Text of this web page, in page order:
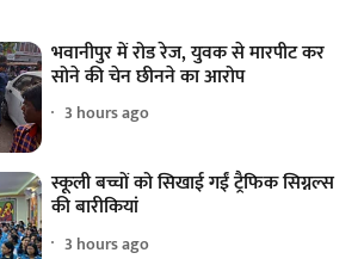
भवानीपुर में रोड रेज, युवक से मारपीट कर
सोने की चेन छीनने का आरोप
3 hours ago
स्कूली बच्चों को सिखाई गईं ट्रैफिक सिग्नल्स
की बारीकियां
3 hours ago